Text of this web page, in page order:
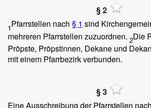
§ 2
1Pfarrstellen nach § 1 sind
mehreren Pfarrstellen zuzuordnen. 2Die
Pröpste, Pröpstinnen, Dekane und
mit einem Pfarrbezirk verbunden.
§ 3
Eine Ausschreibung der Pfarrstellen nach